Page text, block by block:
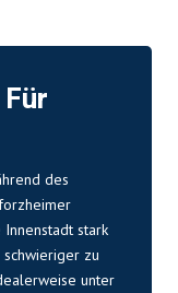
des
stark
zu
unter